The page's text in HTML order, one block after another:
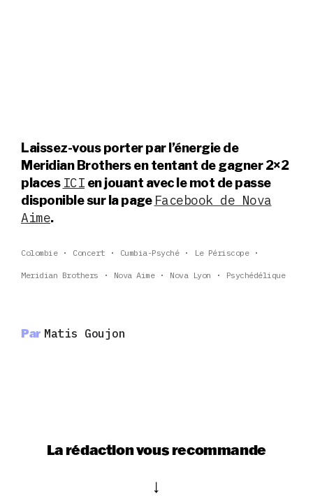
Laissez-vous porter par l’énergie de
Meridian Brothers en tentant de gagner 2×2
places ICI en jouant avec le mot de passe
disponible sur la page Facebook de Nova
Aime.
Colombie Concert Cumbia-Psyché Le Périscope
Meridian Brothers Nova Aime Nova Lyon Psychédélique
Par Matis Goujon
La rédaction vous recommande